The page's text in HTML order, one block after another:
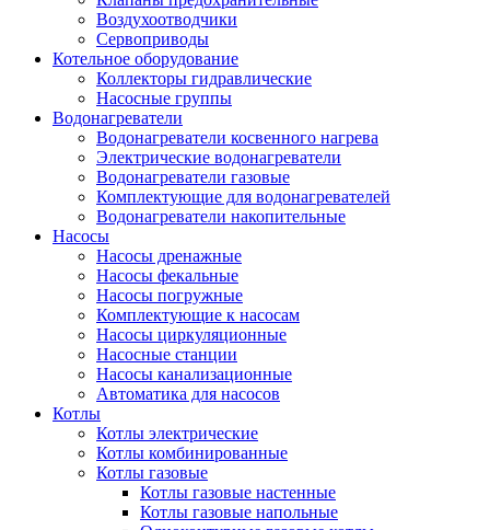
Воздухоотводчики
Сервоприводы
Котельное оборудование
Коллекторы гидравлические
Насосные группы
Водонагреватели
Водонагреватели косвенного нагрева
Электрические водонагреватели
Водонагреватели газовые
Комплектующие для водонагревателей
Водонагреватели накопительные
Насосы
Насосы дренажные
Насосы фекальные
Насосы погружные
Комплектующие к насосам
Насосы циркуляционные
Насосные станции
Насосы канализационные
Автоматика для насосов
Котлы
Котлы электрические
Котлы комбинированные
Котлы газовые
Котлы газовые настенные
Котлы газовые напольные